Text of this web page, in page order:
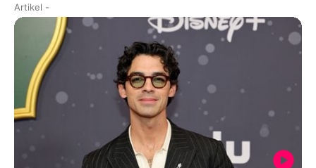
Artikel -